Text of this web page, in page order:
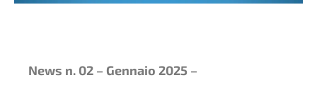
News n. 02 – Gennaio 2025 –